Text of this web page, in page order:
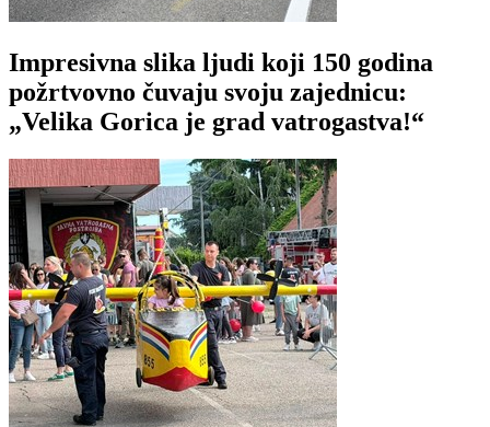
Impresivna slika ljudi koji 150 godina
požrtvovno čuvaju svoju zajednicu:
„Velika Gorica je grad vatrogastva!“